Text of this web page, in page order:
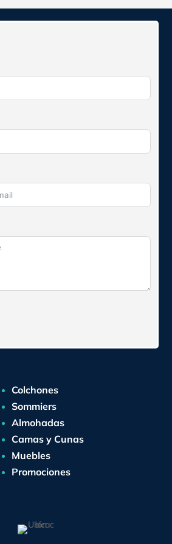
Colchones
Sommiers
Almohadas
Camas y Cunas
Muebles
Promociones